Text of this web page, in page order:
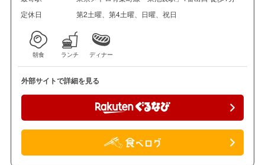
定休日
第2土曜、第4土曜、日曜、祝日
朝食 ランチ ディナー
外部サイトで詳細を見る